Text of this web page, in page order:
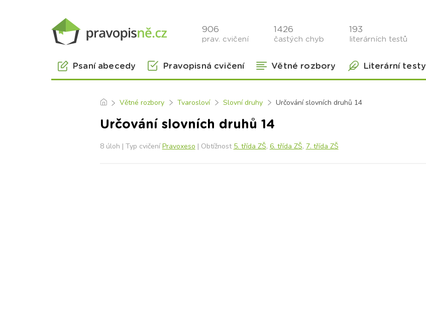
906
prav. cvičení
1426
častých chyb
193
literárních testů
Psaní abecedy Pravopisná cvičení Větné rozbory Literární testy
Větné rozbory Tvarosloví Slovní druhy Určování slovních druhů 14
Určování slovních druhů 14
8 úloh | Typ cvičeníPravoxeso | Obtížnost 5. třída ZŠ, 6. třída ZŠ, 7. třída ZŠ